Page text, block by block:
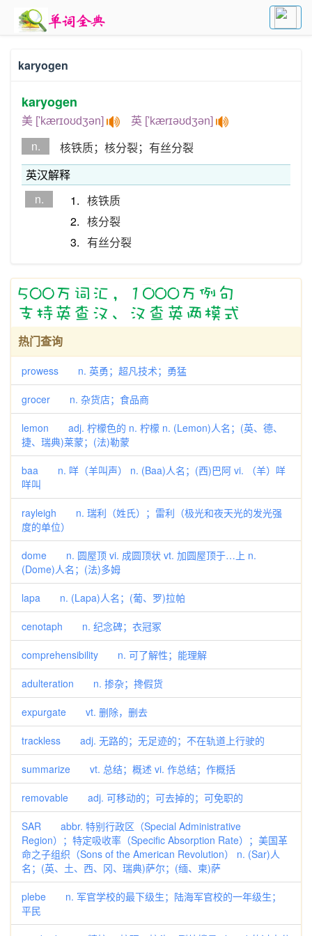
karyogen
karyogen
美 ['kærɪoʊdʒən] 英 ['kærɪəʊdʒən]
n.
核铁质；核分裂；有丝分裂
英汉解释
n.
1. 核铁质
2. 核分裂
3. 有丝分裂
热门查询
prowess n. 英勇；超凡技术；勇猛
grocer n. 杂货店；食品商
lemon adj. 柠檬色的 n. 柠檬 n. (Lemon)人名；(英、德、
捷、瑞典)莱蒙；(法)勒蒙
baa n. 咩（羊叫声） n. (Baa)人名；(西)巴阿 vi. （羊）咩
咩叫
rayleigh n. 瑞利（姓氏）；雷利（极光和夜天光的发光强
度的单位）
dome n. 圆屋顶 vi. 成圆顶状 vt. 加圆屋顶于…上 n.
(Dome)人名；(法)多姆
lapa n. (Lapa)人名；(葡、罗)拉帕
cenotaph n. 纪念碑；衣冠冢
comprehensibility n. 可了解性；能理解
adulteration n. 掺杂；搀假货
expurgate vt. 删除，删去
trackless adj. 无路的；无足迹的；不在轨道上行驶的
summarize vt. 总结；概述 vi. 作总结；作概括
removable adj. 可移动的；可去掉的；可免职的
SAR abbr. 特别行政区（Special Administrative
Region）；特定吸收率（Specific Absorption Rate）；美国革
命之子组织（Sons of the American Revolution） n. (Sar)人
名；(英、土、西、冈、瑞典)萨尔；(缅、柬)萨
plebe n. 军官学校的最下级生；陆海军官校的一年级生；
平民